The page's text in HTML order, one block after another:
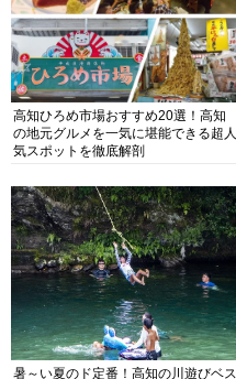
高知ひろめ市場おすすめ20選！高知
の地元グルメを一気に堪能できる超人
気スポットを徹底解剖
暑～い夏のド定番！高知の川遊びベス